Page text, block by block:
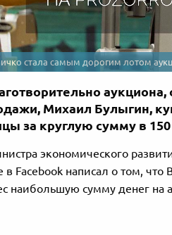
стала самым дорогим лотом
аукциона,
Михаил Булыгин,
за круглую сумму в
экономического
в Facebook написал о том,
наибольшую сумму денег на